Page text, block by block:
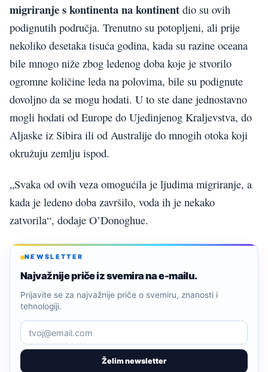
migriranje s kontinenta na kontinent dio su ovih
podignutih područja. Trenutno su potopljeni, ali prije
nekoliko desetaka tisuća godina, kada su razine oceana
bile mnogo niže zbog ledenog doba koje je stvorilo
ogromne količine leda na polovima, bile su podignute
dovoljno da se mogu hodati. U to ste dane jednostavno
mogli hodati od Europe do Ujedinjenog Kraljevstva, do
Aljaske iz Sibira ili od Australije do mnogih otoka koji
okružuju zemlju ispod.
„Svaka od ovih veza omogućila je ljudima migriranje, a
kada je ledeno doba završilo, voda ih je nekako
zatvorila“, dodaje O’Donoghue.
NEWSLETTER
Najvažnije priče iz svemira na e-mailu.
Želim newsletter
Prijavite se za najvažnije priče o svemiru, znanosti i
tehnologiji.